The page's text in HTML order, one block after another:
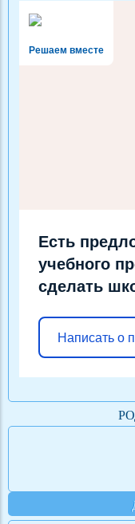
Решаем вместе
Есть
учебного
сделать
Написать о